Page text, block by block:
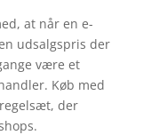
at når en e-
udsalgspris der
være et
Køb med
der